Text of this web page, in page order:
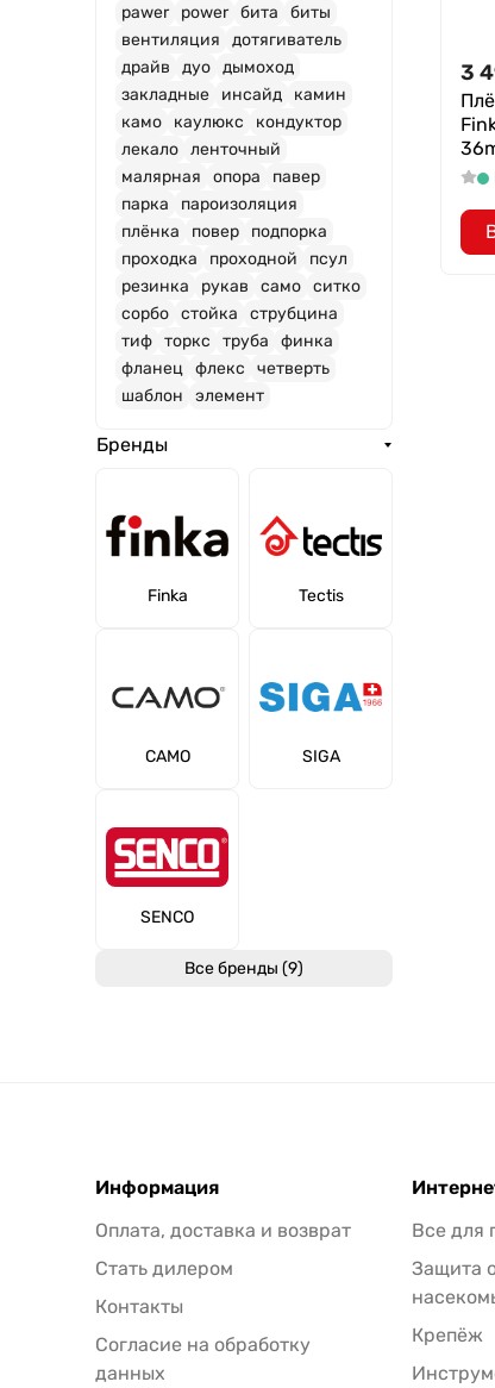
pawer power бита
биты
вентиляция
дотягиватель
драйв
дуо дымоход
закладные
инсайд
камин
камо
каулюкс
кондуктор
лекало ленточный
малярная
опора
павер
парка
пароизоляция
плёнка
повер
подпорка
проходка
проходной
псул
резинка
рукав само ситко
сорбо стойка
струбцина
тиф торкс труба
финка
фланец флекс
четверть
шаблон
элемент
Бренды
Finka Tectis
CAMO SIGA
SENCO
Все бренды (9)
3
Информация
Оплата, доставка и возврат
Стать дилером
Контакты
Согласие на обработку
данных
Все для
Защита
Крепёж